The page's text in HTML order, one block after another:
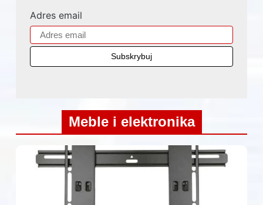
Adres email
Meble i elektronika